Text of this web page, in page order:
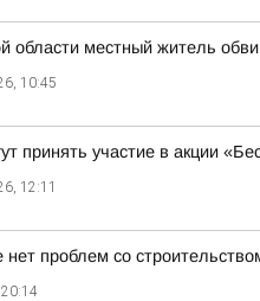
области местный житель
10:45
принять участие в акции
12:11
нет проблем со